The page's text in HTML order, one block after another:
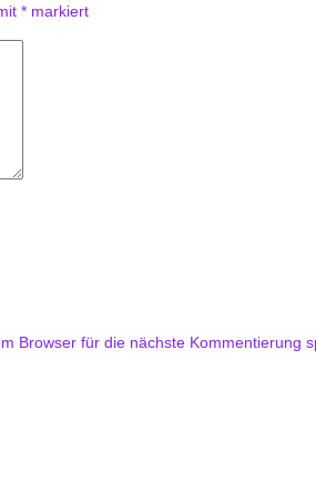
* markiert
Browser für die nächste Kommentierung